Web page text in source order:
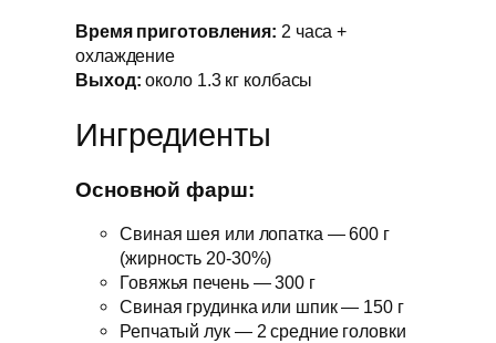
Время приготовления: 2 часа +
охлаждение
Выход: около 1.3 кг колбасы
Ингредиенты
Основной фарш:
Свиная шея или лопатка — 600 г
(жирность 20-30%)
Говяжья печень — 300 г
Свиная грудинка или шпик — 150 г
Репчатый лук — 2 средние головки